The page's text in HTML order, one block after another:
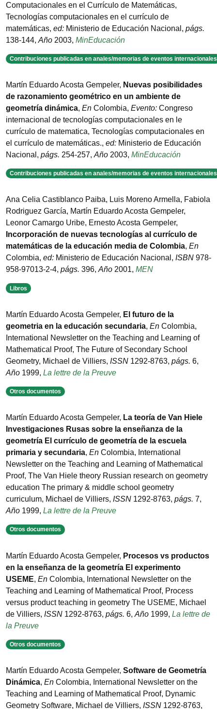
Computacionales en el Currículo de Matemáticas,
Tecnologías computacionales en el currículo de
matemáticas, ed: Ministerio de Educación Nacional , págs.
138-144, Año 2003, MinEducación
Contribuciones publicadas en anales/memorias de eventos internacionales
Martín Eduardo Acosta Gempeler, Nuevas posibilidades
de razonamiento geométrico en un ambiente de
geometría dinámica, En Colombia, Evento: Congreso
internacional de tecnologías computacionales en le
currículo de matematica, Tecnologías computacionales en
el currículo de matemáticas., ed: Ministerio de Educación
Nacional , págs. 254-257, Año 2003, MinEducación
Contribuciones publicadas en anales/memorias de eventos internacionales
Ana Celia Castiblanco Paiba, Luis Moreno Armella, Fabiola
Rodriguez García, Martín Eduardo Acosta Gempeler,
Leonor Camargo Uribe, Ernesto Acosta Gempeler,
Incorporación de nuevas tecnologías al currículo de
matemáticas de la educación media de Colombia, En
Colombia, ed: Ministerio de Educación Nacional , ISBN 978-
958-97013-2-4, págs. 396,Año 2001, MEN
Libros
Martín Eduardo Acosta Gempeler, El futuro de la
geometria en la educación secundaria, En Colombia,
International Newsletter on the Teaching and Learning of
Mathematical Proof, The Future of Secondary School
Geometry, Michael de Villiers, ISSN 1292-8763, págs. 6,
Año 1999, La lettre de la Preuve
Otros documentos
Martín Eduardo Acosta Gempeler, La teoría de Van Hiele
Investigaciones Rusas sobre la enseñanza de la
geometría El currículo de geometría de la escuela
primaria y secundaria, En Colombia, International
Newsletter on the Teaching and Learning of Mathematical
Proof, The Van Hiele theory Russian research on geometry
education The primary & middle school geometry
curriculum, Michael de Villiers, ISSN 1292-8763, págs. 7,
Año 1999, La lettre de la Preuve
Otros documentos
Martín Eduardo Acosta Gempeler, Procesos vs productos
en la enseñanza de la geometría El experimento
USEME, En Colombia, International Newsletter on the
Teaching and Learning of Mathematical Proof, Process
versus product teaching in geometry The USEME, Michael
de Villiers, ISSN 1292-8763, págs. 6, Año 1999, La lettre de
la Preuve
Otros documentos
Martín Eduardo Acosta Gempeler, Software de Geometría
Dinámica, En Colombia, International Newsletter on the
Teaching and Learning of Mathematical Proof, Dynamic
Geometry Software, Michael de Villiers, ISSN 1292-8763,